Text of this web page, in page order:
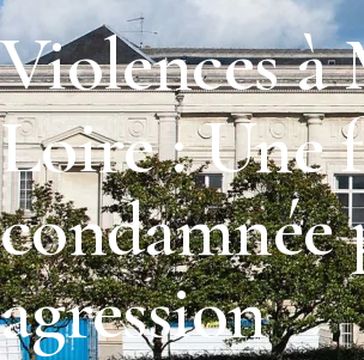
Violences à
Loire : Une
condamnée
agression